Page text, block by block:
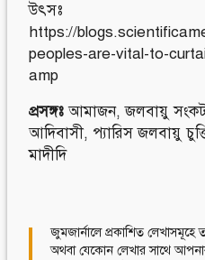
উৎসঃ
https://
peoples-are-vital-to-
amp
প্রসঙ্গঃআমাজন,জলবায়ু
আদিবাসী, প্যারিস জলবায়ু
মাদীদি
জুমজার্নালে প্রকাশিত লেখাসমূহে
অথবা যেকোন লেখার সাথে